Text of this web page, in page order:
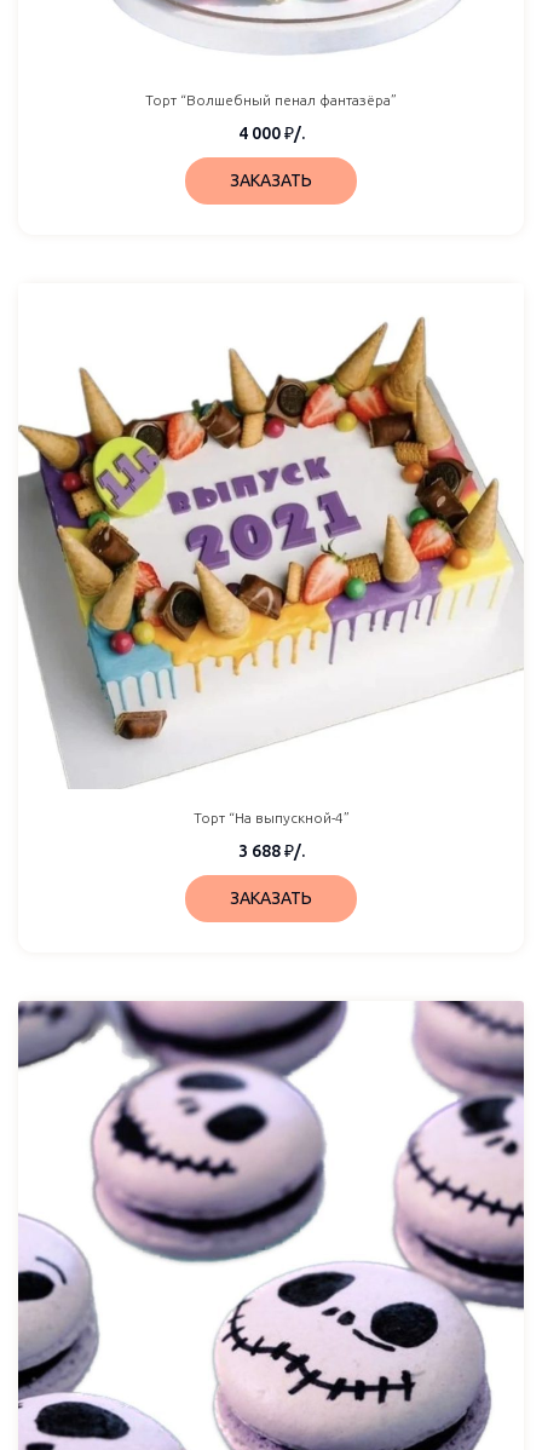
Торт “Волшебный пенал фантазёра”
4 000₽/.
ЗАКАЗАТЬ
Торт “На выпускной-4”
3 688₽/.
ЗАКАЗАТЬ